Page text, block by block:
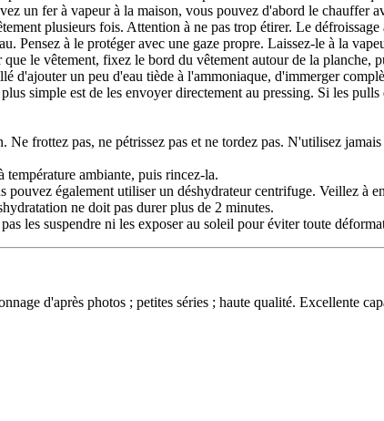
un fer à vapeur à la maison, vous pouvez d'abord le chauffer
plusieurs fois. Attention à ne pas trop étirer. Le défroissage
Pensez à le protéger avec une gaze propre. Laissez-le à la
le vêtement, fixez le bord du vêtement autour de la planche,
d'ajouter un peu d'eau tiède à l'ammoniaque, d'immerger
simple est de les envoyer directement au pressing. Si les
frottez pas, ne pétrissez pas et ne tordez pas. N'utilisez
ambiante, puis rincez-la.
également utiliser un déshydrateur centrifuge. Veillez à
ne doit pas durer plus de 2 minutes.
les suspendre ni les exposer au soleil pour éviter toute
d'après photos ; petites séries ; haute qualité. Excellente